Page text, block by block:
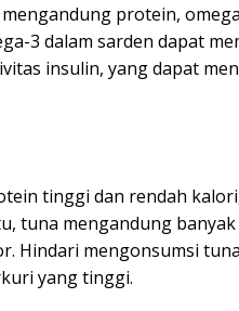
protein,
3 dalam sarden dapat
insulin, yang dapat
tinggi dan rendah
tuna mengandung
Hindari mengonsumsi
yang tinggi.